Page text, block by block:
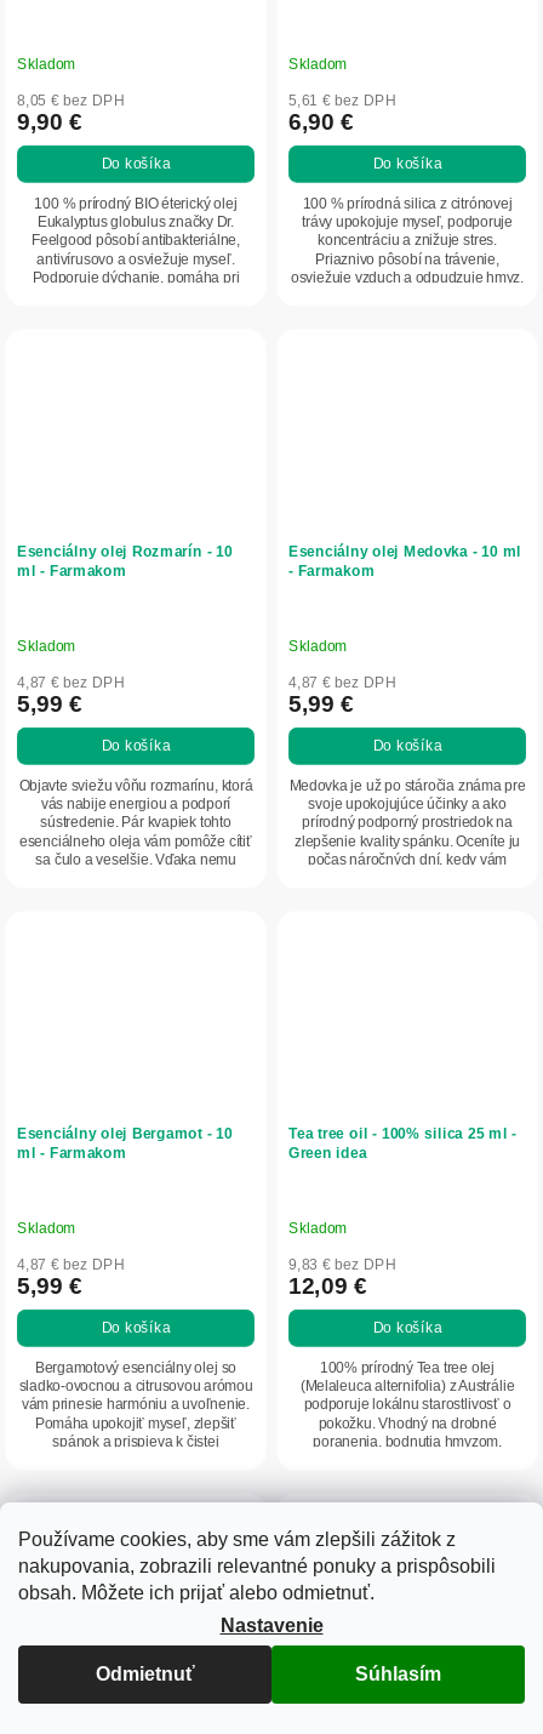
Používame cookies, aby sme vám zlepšili zážitok z
nakupovania, zobrazili relevantné ponuky a prispôsobili
obsah. Môžete ich prijať alebo odmietnuť.
Nastavenie
Odmietnuť Súhlasím
Skladom
8,05 € bez DPH
9,90 €
Do košíka
100 % prírodný BIO éterický olej
Eukalyptus globulus značky Dr.
Feelgood pôsobí antibakteriálne,
antivírusovo a osviežuje myseľ.
Podporuje dýchanie, pomáha pri
Skladom
5,61 € bez DPH
6,90 €
Do košíka
100 % prírodná silica z citrónovej
trávy upokojuje myseľ, podporuje
koncentráciu a znižuje stres.
Priaznivo pôsobí na trávenie,
osviežuje vzduch a odpudzuje hmyz.
Esenciálny olej Rozmarín - 10
ml - Farmakom
Skladom
4,87 € bez DPH
5,99 €
Do košíka
Objavte sviežu vôňu rozmarínu, ktorá
vás nabije energiou a podporí
sústredenie. Pár kvapiek tohto
esenciálneho oleja vám pomôže cítiť
sa čulo a veselšie. Vďaka nemu
Esenciálny olej Medovka - 10 ml
- Farmakom
Skladom
4,87 € bez DPH
5,99 €
Do košíka
Medovka je už po stáročia známa pre
svoje upokojujúce účinky a ako
prírodný podporný prostriedok na
zlepšenie kvality spánku. Oceníte ju
počas náročných dní, kedy vám
Esenciálny olej Bergamot - 10
ml - Farmakom
Skladom
4,87 € bez DPH
5,99 €
Do košíka
Bergamotový esenciálny olej so
sladko-ovocnou a citrusovou arómou
vám prinesie harmóniu a uvoľnenie.
Pomáha upokojiť myseľ, zlepšiť
spánok a prispieva k čistej
Tea tree oil - 100% silica 25 ml -
Green idea
Skladom
9,83 € bez DPH
12,09 €
Do košíka
100% prírodný Tea tree olej
(Melaleuca alternifolia) z Austrálie
podporuje lokálnu starostlivosť o
pokožku. Vhodný na drobné
poranenia, bodnutia hmyzom,
13,98 €